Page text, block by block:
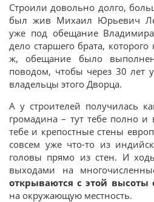
Строили довольно долго,
был жив Михаил Юрьевич
уже под обещание
дело старшего брата, которого
ж, обещание было
поводом, чтобы через 30 лет
владельцы этого Дворца.
А у строителей получилась
громадина – тут тебе полно и
тебе и крепостные стены
совсем уже что-то из
головы прямо из стен. И
выходами на
открываются с этой
на окружающую местность.